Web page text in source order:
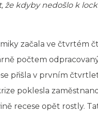
že kdyby nedošlo k
začala ve čtvrtém
počtem
přišla v prvním
poklesla
recese opět rostly.